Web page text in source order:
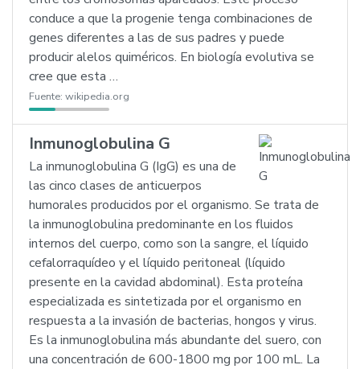
conduce a que la progenie tenga combinaciones de
genes diferentes a las de sus padres y puede
producir alelos quiméricos. En biología evolutiva se
cree que esta …
Fuente: wikipedia.org
Inmunoglobulina G
La inmunoglobulina G (IgG) es una de
las cinco clases de anticuerpos
humorales producidos por el organismo. Se trata de
la inmunoglobulina predominante en los fluidos
internos del cuerpo, como son la sangre, el líquido
cefalorraquídeo y el líquido peritoneal (líquido
presente en la cavidad abdominal). Esta proteína
especializada es sintetizada por el organismo en
respuesta a la invasión de bacterias, hongos y virus.
Es la inmunoglobulina más abundante del suero, con
una concentración de 600-1800 mg por 100 mL. La